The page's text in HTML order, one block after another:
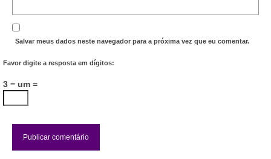
Colônia de férias
Refeitórios
Convênios
FIQUE POR DENTRO
Salvar meus dados neste navegador para a próxima vez que eu comentar.
Favor digite a resposta em dígitos:
3 − um =